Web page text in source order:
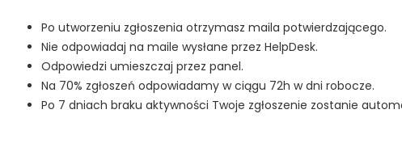
Po utworzeniu zgłoszenia otrzymasz maila potwierdzającego.
Nie odpowiadaj na maile wysłane przez HelpDesk.
Odpowiedzi umieszczaj przez panel.
Na 70% zgłoszeń odpowiadamy w ciągu 72h w dni robocze.
Po 7 dniach braku aktywności Twoje zgłoszenie zostanie